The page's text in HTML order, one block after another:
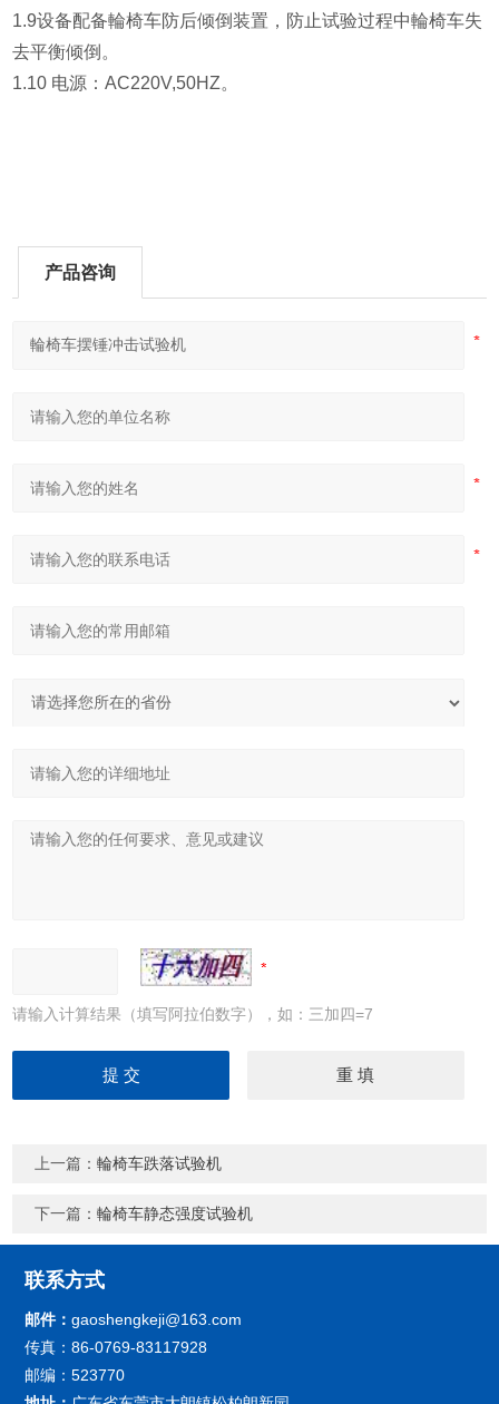
1.9设备配备輪椅车防后倾倒装置，防止试验过程中輪椅车失
去平衡倾倒。
1.10 电源：AC220V,50HZ。
产品咨询
请输入计算结果（填写阿拉伯数字），如：三加四=7
上一篇：輪椅车跌落试验机
下一篇：輪椅车静态强度试验机
联系方式
邮件：gaoshengkeji@163.com
传真：86-0769-83117928
邮编：523770